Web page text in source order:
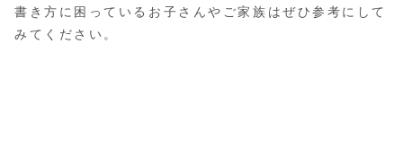
書き方に困っているお子さんやご家族はぜひ参考にして
みてください。